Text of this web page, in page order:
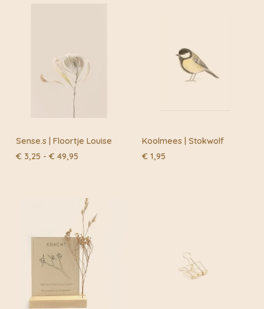
Sense.s | Floortje Louise
€ 3,25 - € 49,95
Koolmees | Stokwolf
€ 1,95